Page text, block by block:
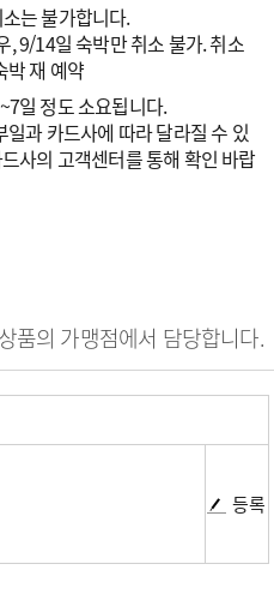
는 불가합니다.
9/14일 숙박만 취소 불가. 취소
박 재 예약
일 정도 소요됩니다.
과 카드사에 따라 달라질 수 있
사의 고객센터를 통해 확인 바랍
품의 가맹점에서 담당합니다.
등록